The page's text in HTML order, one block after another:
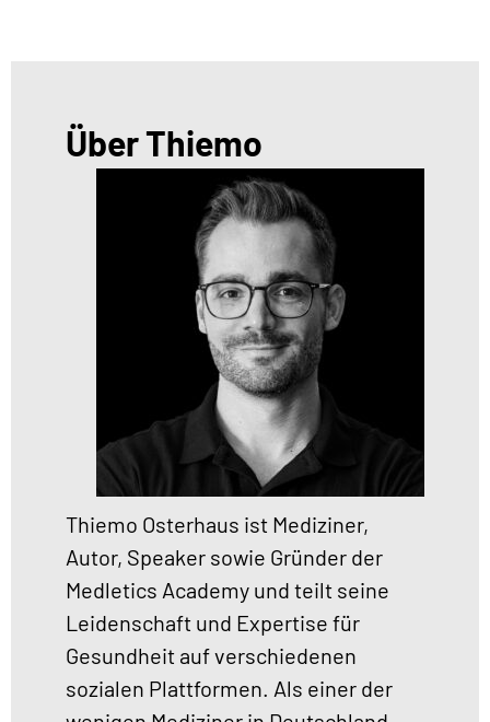
Über Thiemo
Thiemo Osterhaus ist Mediziner,
Autor, Speaker sowie Gründer der
Medletics Academy und teilt seine
Leidenschaft und Expertise für
Gesundheit auf verschiedenen
sozialen Plattformen. Als einer der